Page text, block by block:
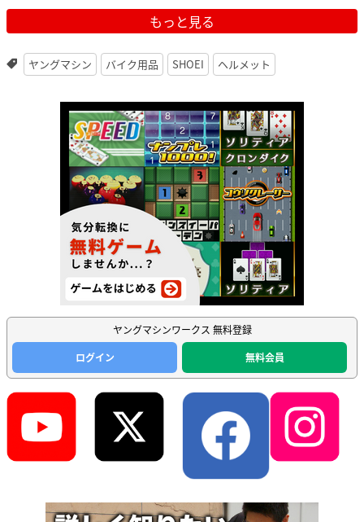
もっと見る
ヤングマシン バイク用品 SHOEI ヘルメット
ヤングマシンワークス 無料登録
ログイン
無料会員